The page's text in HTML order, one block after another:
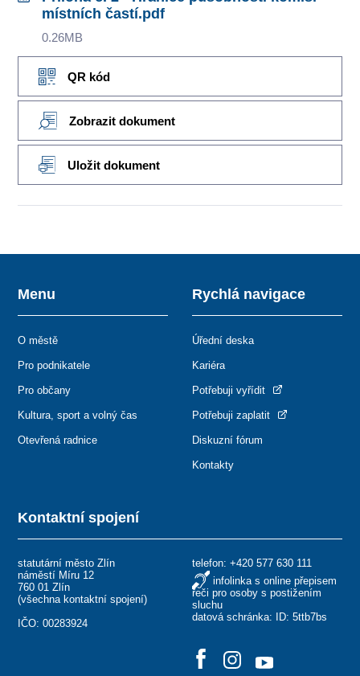
místních častí.pdf
0.26MB
QR kód
Zobrazit dokument
Uložit dokument
Kontaktní spojení
statutární město Zlín
náměstí Míru 12
760 01 Zlín
(všechna kontaktní spojení)
IČO: 00283924
telefon: +420 577 630 111
infolinka s online přepisem
řeči pro osoby s postižením
sluchu
datová schránka: ID: 5ttb7bs
Menu
O městě
Pro podnikatele
Pro občany
Kultura, sport a volný čas
Otevřená radnice
Rychlá navigace
Úřední deska
Kariéra
Potřebuji vyřídit
Potřebuji zaplatit
Diskuzní fórum
Kontakty